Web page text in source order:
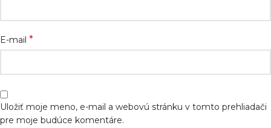
E-mail *
Uložiť moje meno, e-mail a webovú stránku v tomto prehliadači
pre moje budúce komentáre.